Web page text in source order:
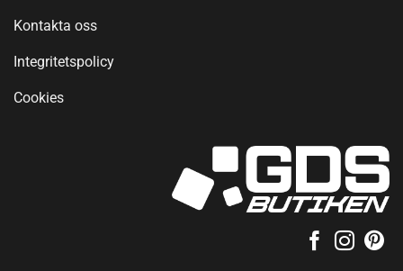
Kontakta oss
Integritetspolicy
Cookies